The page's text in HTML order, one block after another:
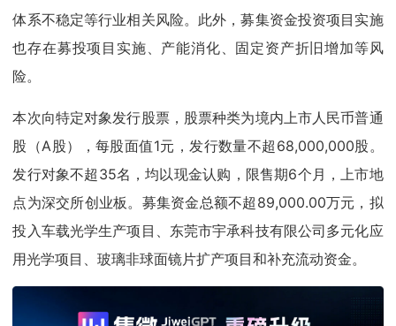
体系不稳定等行业相关风险。此外，募集资金投资项目实施
也存在募投项目实施、产能消化、固定资产折旧增加等风
险。
本次向特定对象发行股票，股票种类为境内上市人民币普通
股（A股），每股面值1元，发行数量不超68,000,000股。
发行对象不超35名，均以现金认购，限售期6个月，上市地
点为深交所创业板。募集资金总额不超89,000.00万元，拟
投入车载光学生产项目、东莞市宇承科技有限公司多元化应
用光学项目、玻璃非球面镜片扩产项目和补充流动资金。